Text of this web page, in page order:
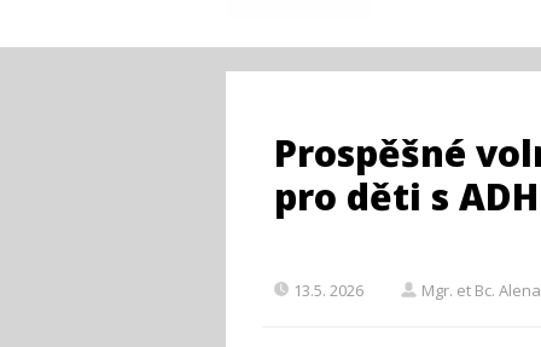
Prospěšné
pro děti s
13.5. 2026 Mgr. et Bc.